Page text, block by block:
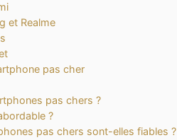
et Realme
pas cher
pas chers ?
?
pas chers sont-elles fiables ?